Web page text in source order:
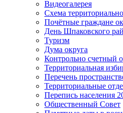
Видеогалерея
Схема
Почётные граждане
День Шпаковского
Туризм
Дума округа
Контрольно счетный
Территориальная
Перечень
Территориальные
Перепись населения
Общественный Совет